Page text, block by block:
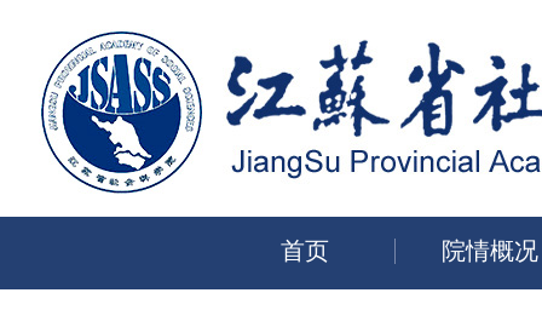
首页 院情概况